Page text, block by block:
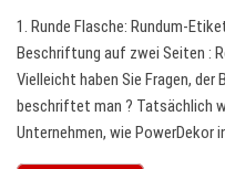
1. Runde Flasche: Rundum-
Beschriftung auf zwei Seiten :
Vielleicht haben Sie Fragen,
beschriftet man ? Tatsächlich
Unternehmen, wie PowerDekor